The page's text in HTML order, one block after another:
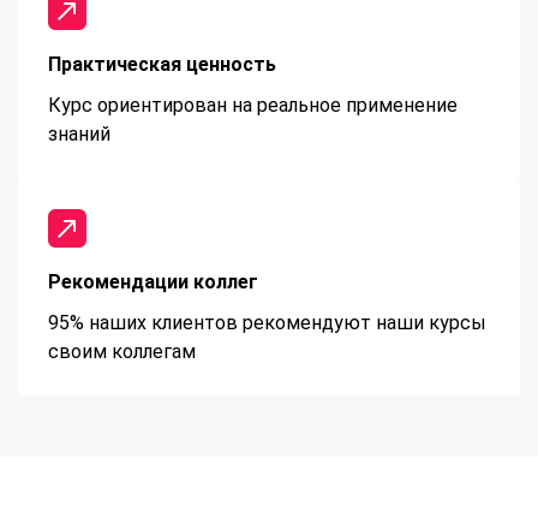
Практическая ценность
Курс ориентирован на реальное применение
знаний
Рекомендации коллег
95% наших клиентов рекомендуют наши курсы
своим коллегам